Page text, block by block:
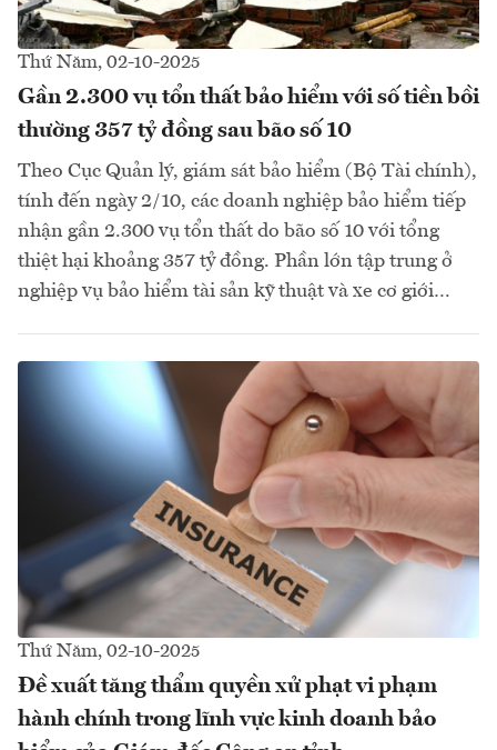
Thứ Năm, 02-10-2025
Gần 2.300 vụ tổn thất bảo hiểm với số tiền bồi
thường 357 tỷ đồng sau bão số 10
Theo Cục Quản lý, giám sát bảo hiểm (Bộ Tài chính),
tính đến ngày 2/10, các doanh nghiệp bảo hiểm tiếp
nhận gần 2.300 vụ tổn thất do bão số 10 với tổng
thiệt hại khoảng 357 tỷ đồng. Phần lớn tập trung ở
nghiệp vụ bảo hiểm tài sản kỹ thuật và xe cơ giới…
Thứ Năm, 02-10-2025
Đề xuất tăng thẩm quyền xử phạt vi phạm
hành chính trong lĩnh vực kinh doanh bảo